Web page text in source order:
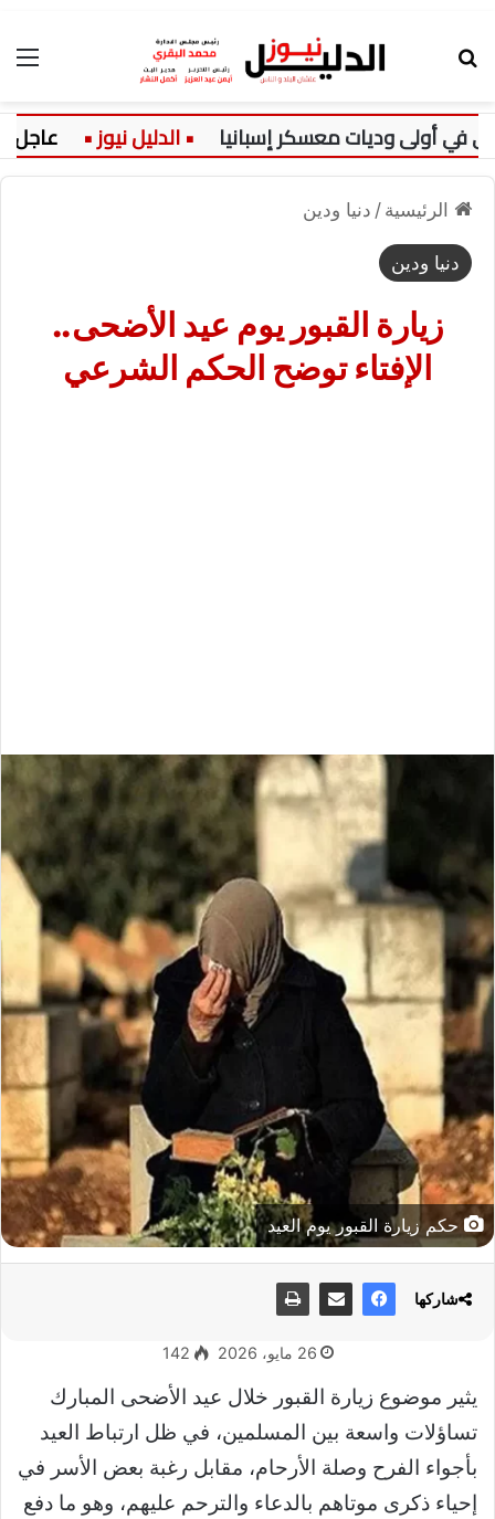
أولى وديات معسكر إسبانيا عاجل:
الرئيسية / دنيا ودين
دنيا ودين
زيارة القبور يوم عيد الأضحى..
الإفتاء توضح الحكم الشرعي
حكم زيارة القبور يوم العيد
26 مايو، 2026 142
يثير موضوع زيارة القبور خلال عيد الأضحى المبارك
تساؤلات واسعة بين المسلمين، في ظل ارتباط العيد
بأجواء الفرح وصلة الأرحام، مقابل رغبة بعض الأسر في
إحياء ذكرى موتاهم بالدعاء والترحم عليهم، وهو ما دفع
شاركها